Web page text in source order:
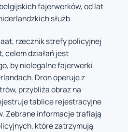
fajerwerków, od lat
służb.
rzecznik strefy policyjnej
celem działań jest
by nielegalne fajerwerki
Dron operuje z
przybliża obraz na
tablice rejestracyjne
Zebrane informacje trafiają
które zatrzymują